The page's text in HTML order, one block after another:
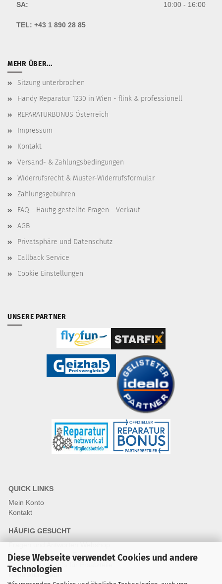
Diese Webseite verwendet Cookies und andere
Technologien
SA:
10:00 - 16:00
TEL: +43 1 890 28 85
MEHR ÜBER...
Sitzung unterbrochen
Handy Reparatur 1230 in Wien - flink & professionell
REPARATURBONUS Österreich
Impressum
Kontakt
Versand- & Zahlungsbedingungen
Widerrufsrecht & Muster-Widerrufsformular
Zahlungsgebühren
FAQ - Häufig gestellte Fragen - Verkauf
AGB
Privatsphäre und Datenschutz
Callback Service
Cookie Einstellungen
UNSERE PARTNER
QUICK LINKS
Mein Konto
Kontakt
HÄUFIG GESUCHT
Fragen und Antworten Webshop
Fragen & Antworten Reparatur
Qualitätsstandards für Ersatzteile
Reparaturablauf